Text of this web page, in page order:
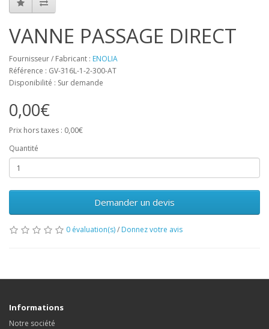
VANNE PASSAGE DIRECT
Fournisseur / Fabricant : ENOLIA
Référence : GV-316L-1-2-300-AT
Disponibilité : Sur demande
0,00€
Prix hors taxes : 0,00€
Quantité
Demander un devis
0 évaluation(s)/ Donnez votre avis
Informations
Notre société